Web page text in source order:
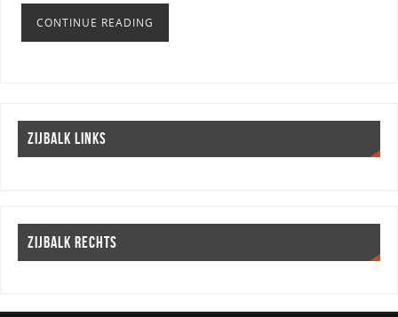
CONTINUE READING
ZIJBALK LINKS
ZIJBALK RECHTS